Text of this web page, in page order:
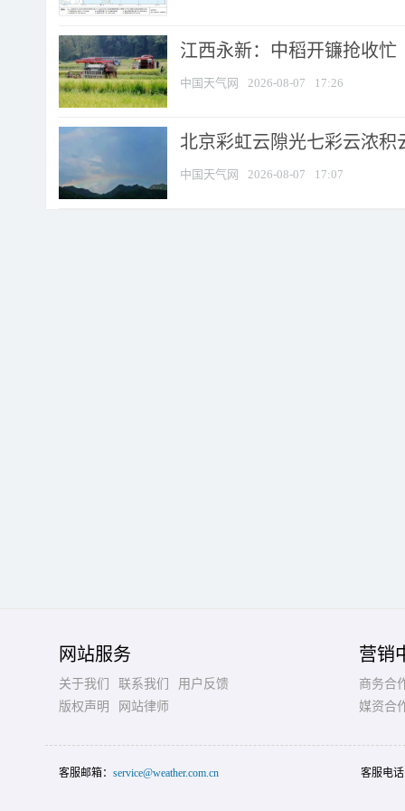
江西永新：中稻开镰抢收忙
中国天气网 2026-08-07 17:26
北京彩虹云隙光七彩云浓积
中国天气网 2026-08-07 17:07
网站服务
关于我们 联系我们
用户反馈
版权声明
网站律师
营销
商务合
媒资合
客服邮箱： service@weather.com.cn 客服电